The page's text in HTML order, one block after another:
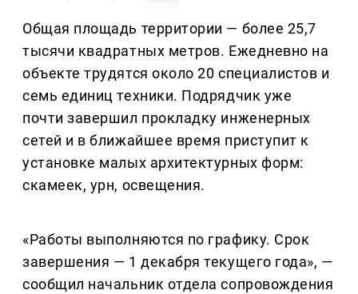
Общая площадь территории — более 25,7
тысячи квадратных метров. Ежедневно на
объекте трудятся около 20 специалистов и
семь единиц техники. Подрядчик уже
почти завершил прокладку инженерных
сетей и в ближайшее время приступит к
установке малых архитектурных форм:
скамеек, урн, освещения.
«Работы выполняются по графику. Срок
завершения — 1 декабря текущего года», —
сообщил начальник отдела сопровождения